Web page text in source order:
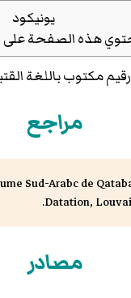
هذه الصفحة
رقيم مكتوب باللغة
مراجع
Sud-Arabc de
Datation,
مصادر